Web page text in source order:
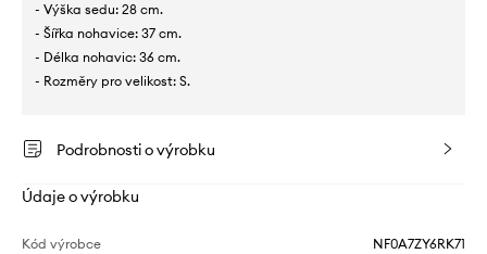
- Výška sedu: 28 cm.
- Šířka nohavice: 37 cm.
- Délka nohavic: 36 cm.
- Rozměry pro velikost: S.
Podrobnosti o výrobku
Údaje o výrobku
Kód výrobce NF0A7ZY6RK71